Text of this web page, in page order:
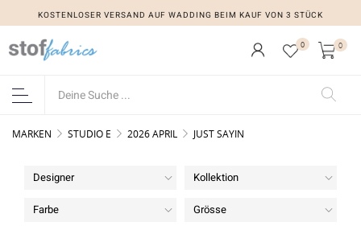
KOSTENLOSER VERSAND AUF WADDING BEIM KAUF VON 3 STÜCK
KOSTENLOSER VERSAND AUF WADDING BEIM KAUF VON 3 STÜCK
0 0
MARKEN STUDIO E 2026 APRIL JUST SAYIN
Designer Kollektion
Farbe Grösse